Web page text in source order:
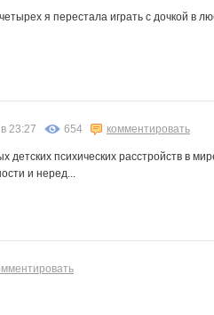
я перестала играть с дочкой в
23:27 654 комментировать
психических расстройств в
и неред...